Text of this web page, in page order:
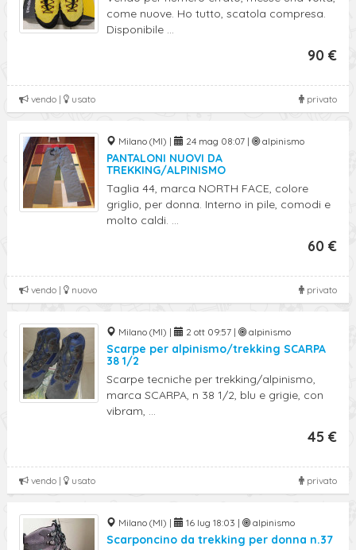
come nuove. Ho tutto, scatola compresa.
Disponibile ...
90 €
privato
vendo | usato
Milano (MI) | 24 mag 08:07 | alpinismo
PANTALONI NUOVI DA
TREKKING/ALPINISMO
Taglia 44, marca NORTH FACE, colore
griglio, per donna. Interno in pile, comodi e
molto caldi. ...
60 €
privato
vendo | nuovo
Milano (MI) | 2 ott 09:57 | alpinismo
Scarpe per alpinismo/trekking SCARPA
38 1/2
Scarpe tecniche per trekking/alpinismo,
marca SCARPA, n 38 1/2, blu e grigie, con
vibram, ...
45 €
privato
vendo | usato
Milano (MI) | 16 lug 18:03 | alpinismo
Scarponcino da trekking per donna n.37